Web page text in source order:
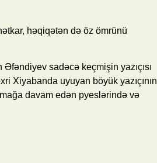
həqiqətən də öz ömrünü
sadəcə keçmişin yazıçısı
Xiyabanda uyuyan böyük yazıçının
davam edən pyeslərində və